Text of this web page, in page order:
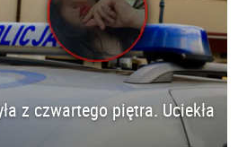
z czwartego piętra. Uciekła